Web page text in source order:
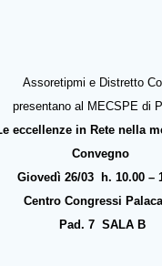
Assoretipmi e Distretto
presentano al MECSPE di
eccellenze in Rete nella
Convegno
Giovedì 26/03
h. 10.00 –
Centro Congressi
Pad. 7SALA B